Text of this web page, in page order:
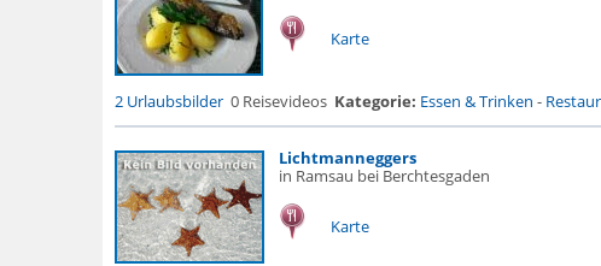
Karte
2 Urlaubsbilder 0 Reisevideos Kategorie: Essen & Trinken -
Lichtmanneggers
in Ramsau bei Berchtesgaden
Karte